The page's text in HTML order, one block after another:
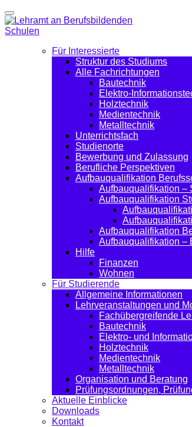
Für Interessierte
Struktur des Studiums
Alle Fachrichtungen
Bautechnik
Elektro-
Holztechnik
Medientechnik
Metalltechnik
Unterrichtsfach
Studienorte
Bewerbung und Zulassung
Berufliche Perspektiven
Aufbauqualifikation
Aufbauqualifikation –
Aufbauqualifikation
Aufbauqualifikation
Aufbauqualifikation –
Hilfe
Finanzen
Wohnen
Für Studierende
Allgemeine Informationen
Lehrveranstaltungen und
Fachübergreifende
Bautechnik
Elektro- und
Holztechnik
Medientechnik
Metalltechnik
Organisation und Beratung
Prüfungsordnungen,
Aktuelle Einblicke
Downloads
Kontakt